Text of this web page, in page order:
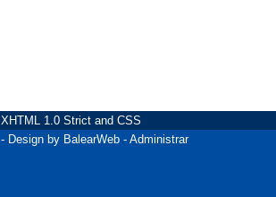
XHTML 1.0 Strict and CSS
- Design by BalearWeb - Administrar